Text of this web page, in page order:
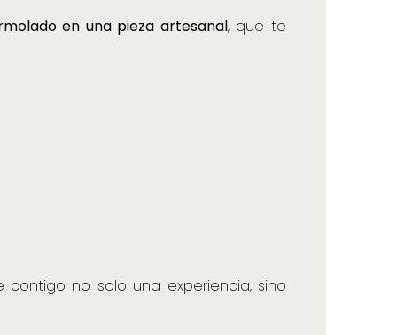
en una pieza artesanal, que te
no solo una experiencia, sino